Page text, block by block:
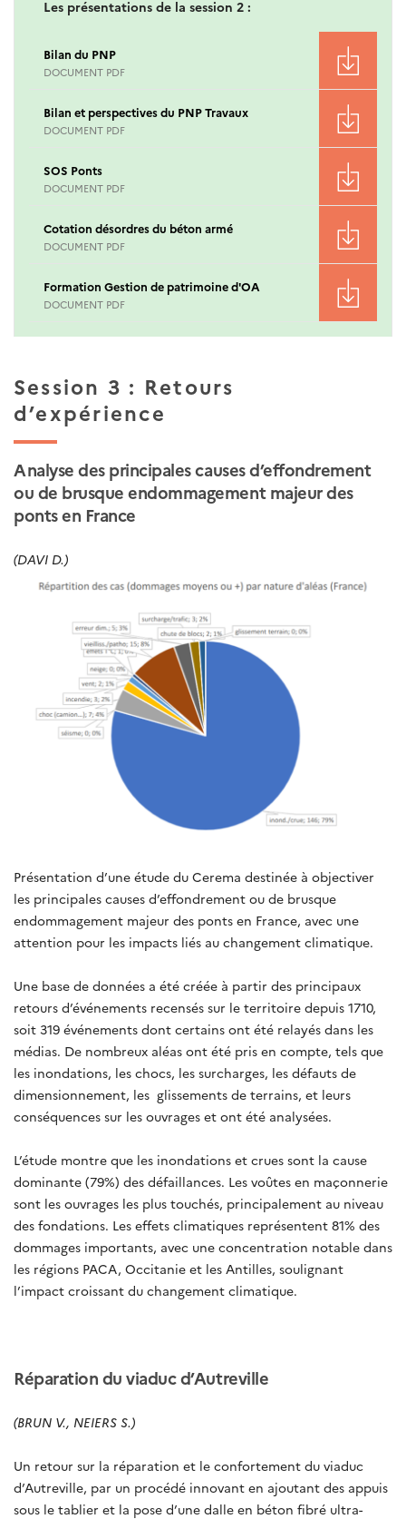
Les présentations de la session 2 :
Bilan du PNP
DOCUMENT PDF
Bilan et perspectives du PNP Travaux
DOCUMENT PDF
SOS Ponts
DOCUMENT PDF
Cotation désordres du béton armé
DOCUMENT PDF
Formation Gestion de patrimoine d'OA
DOCUMENT PDF
Session 3 : Retours
d’expérience
Analyse des principales causes d’effondrement
ou de brusque endommagement majeur des
ponts en France
(DAVI D.)
Présentation d’une étude du Cerema destinée à objectiver
les principales causes d’effondrement ou de brusque
endommagement majeur des ponts en France, avec une
attention pour les impacts liés au changement climatique.
Une base de données a été créée à partir des principaux
retours d’événements recensés sur le territoire depuis 1710,
soit 319 événements dont certains ont été relayés dans les
médias. De nombreux aléas ont été pris en compte, tels que
les inondations, les chocs, les surcharges, les défauts de
dimensionnement, les glissements de terrains, et leurs
conséquences sur les ouvrages et ont été analysées.
L’étude montre que les inondations et crues sont la cause
dominante (79%) des défaillances. Les voûtes en maçonnerie
sont les ouvrages les plus touchés, principalement au niveau
des fondations. Les effets climatiques représentent 81% des
dommages importants, avec une concentration notable dans
les régions PACA, Occitanie et les Antilles, soulignant
l’impact croissant du changement climatique.
Réparation du viaduc d’Autreville
(BRUN V., NEIERS S.)
Un retour sur la réparation et le confortement du viaduc
d’Autreville, par un procédé innovant en ajoutant des appuis
sous le tablier et la pose d’une dalle en béton fibré ultra-